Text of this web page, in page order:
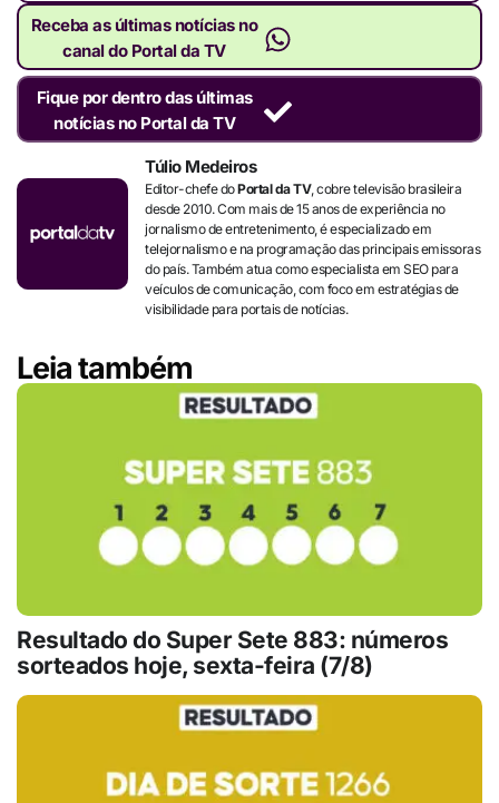
Receba as últimas notícias no
canal do Portal da TV
Fique por dentro das últimas
notícias no Portal da TV
Túlio Medeiros
Editor-chefe doPortal da TV, cobre televisão brasileira
desde 2010. Com mais de 15 anos de experiência no
jornalismo de entretenimento, é especializado em
telejornalismo e na programação das principais emissoras
do país. Também atua como especialista em SEO para
veículos de comunicação, com foco em estratégias de
visibilidade para portais de notícias.
Leia também
Resultado do Super Sete 883: números
sorteados hoje, sexta-feira (7/8)